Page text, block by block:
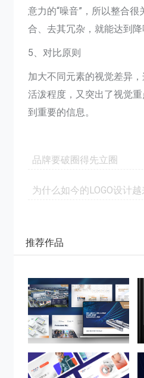
意力的“噪音”，所以整合
合、去其冗杂，就能达到降
5、对比原则
加大不同元素的视觉差异
活泼程度，又突出了视觉
到重要的信息。
品牌要破圈得先立圈
为什么如今的LOGO设计
推荐作品